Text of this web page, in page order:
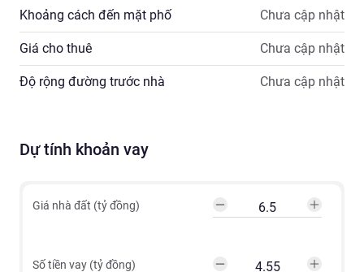
Khoảng cách đến mặt phố Chưa cập nhật
Giá cho thuê Chưa cập nhật
Độ rộng đường trước nhà Chưa cập nhật
Dự tính khoản vay
Giá nhà đất (tỷ đồng)
Số tiền vay (tỷ đồng)